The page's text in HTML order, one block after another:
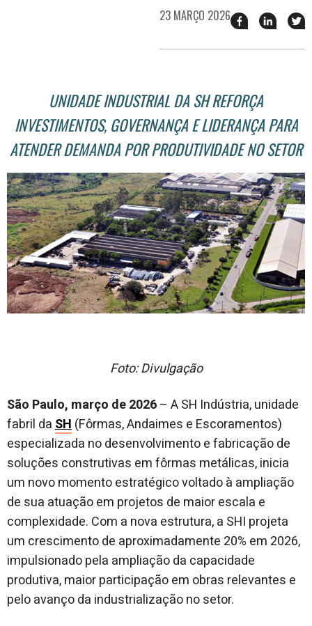
23 MARÇO 2026 Compartilhar
esse
no
esse
no
UNIDADE INDUSTRIAL DA SH REFORÇA
INVESTIMENTOS, GOVERNANÇA E LIDERANÇA PARA
ATENDER DEMANDA POR PRODUTIVIDADE NO SETOR
Foto: Divulgação
São Paulo, março de 2026– A SH Indústria, unidade
fabril daSH(Fôrmas, Andaimes e Escoramentos)
especializada no desenvolvimento e fabricação de
soluções construtivas em fôrmas metálicas, inicia
um novo momento estratégico voltado à ampliação
de sua atuação em projetos de maior escala e
complexidade. Com a nova estrutura, a SHI projeta
um crescimento de aproximadamente 20% em 2026,
impulsionado pela ampliação da capacidade
produtiva, maior participação em obras relevantes e
pelo avanço da industrialização no setor.